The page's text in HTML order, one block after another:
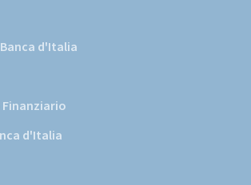
d'Italia
d'Italia